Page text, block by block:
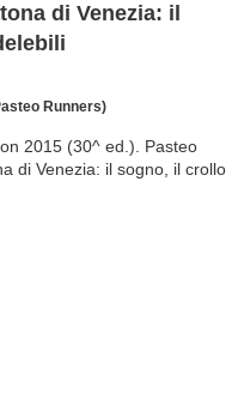
di Venezia: il
Runners)